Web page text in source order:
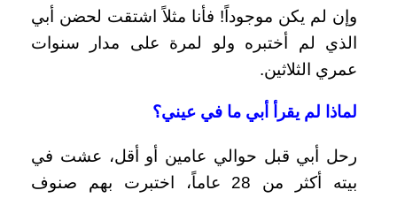
وإن لم يكن موجوداً! فأنا مثلاً اشتقت لحضن أبي
الذي لم أختبره ولو لمرة على مدار سنوات
عمري الثلاثين.
لماذا لم يقرأ أبي ما في عيني؟
رحل أبي قبل حوالي عامين أو أقل، عشت في
بيته أكثر من 28 عاماً، اختبرت بهم صنوف